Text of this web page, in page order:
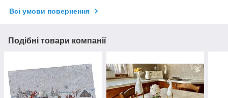
Всі умови повернення
Подібні товари компанії